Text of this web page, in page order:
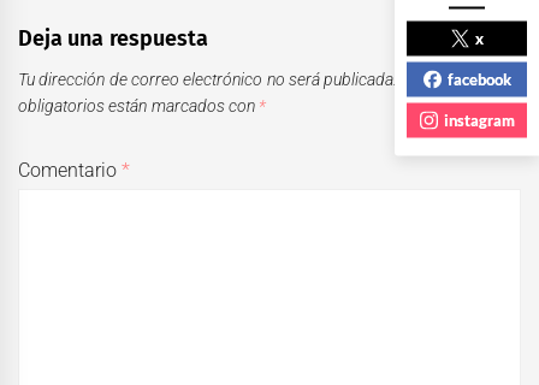
Deja una respuesta
Tu dirección de correo electrónico no será publicada.
Los campos
obligatorios están marcados con *
Comentario*
x
facebook
instagram